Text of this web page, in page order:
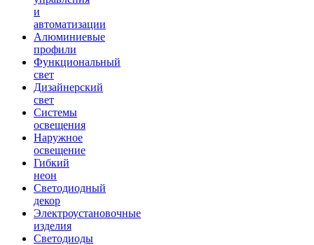
и
автоматизации
Алюминиевые
профили
Функциональный
свет
Дизайнерский
свет
Системы
освещения
Наружное
освещение
Гибкий
неон
Светодиодный
декор
Электроустановочные
изделия
Светодиоды